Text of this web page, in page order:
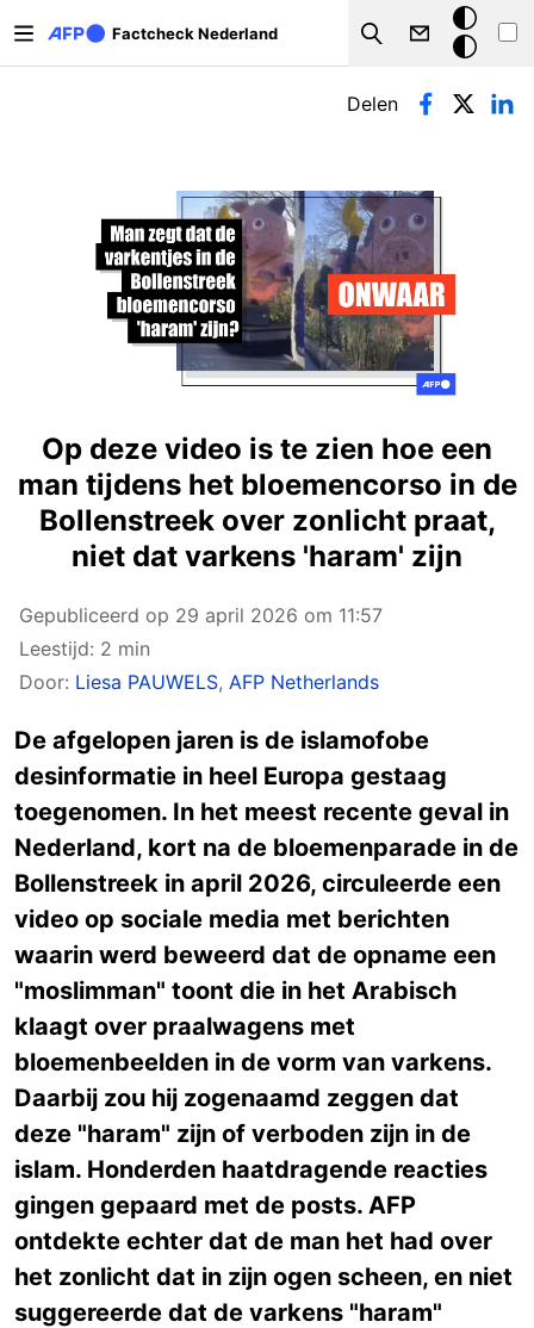
Factcheck Nederland
Search
Donkere
modus
Primaire tabs
Delen
Op deze video is te zien hoe een
man tijdens het bloemencorso in de
Bollenstreek over zonlicht praat,
niet dat varkens 'haram' zijn
Gepubliceerd op 29 april 2026 om 11:57
Leestijd: 2 min
Door: Liesa PAUWELS, AFP Netherlands
De afgelopen jaren is de islamofobe
desinformatie in heel Europa gestaag
toegenomen. In het meest recente geval in
Nederland, kort na de bloemenparade in de
Bollenstreek in april 2026, circuleerde een
video op sociale media met berichten
waarin werd beweerd dat de opname een
"moslimman" toont die in het Arabisch
klaagt over praalwagens met
bloemenbeelden in de vorm van varkens.
Daarbij zou hij zogenaamd zeggen dat
deze "haram" zijn of verboden zijn in de
islam. Honderden haatdragende reacties
gingen gepaard met de posts. AFP
ontdekte echter dat de man het had over
het zonlicht dat in zijn ogen scheen, en niet
suggereerde dat de varkens "haram"